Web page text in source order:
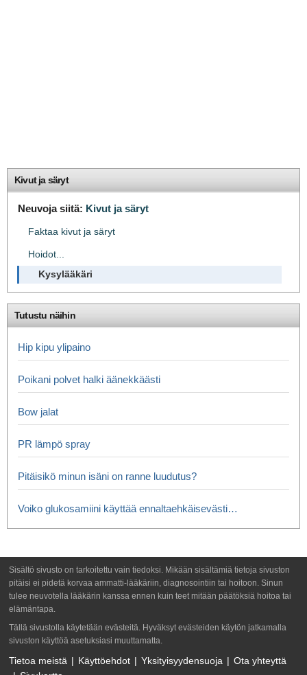
Kivut ja säryt
Neuvoja siitä: Kivut ja säryt
Faktaa kivut ja säryt
Hoidot...
Kysylääkäri
Tutustu näihin
Hip kipu ylipaino
Poikani polvet halki äänekkäästi
Bow jalat
PR lämpö spray
Pitäisikö minun isäni on ranne luudutus?
Voiko glukosamiini käyttää ennaltaehkäisevästi…
Sisältö sivusto on tarkoitettu vain tiedoksi. Mikään sisältämiä tietoja sivuston
pitäisi ei pidetä korvaa ammatti-lääkäriin, diagnosointiin tai hoitoon. Sinun
tulee neuvotella lääkärin kanssa ennen kuin teet mitään päätöksiä hoitoa tai
elämäntapa.
Tällä sivustolla käytetään evästeitä. Hyväksyt evästeiden käytön jatkamalla
sivuston käyttöä asetuksiasi muuttamatta.
Tietoa meistä Käyttöehdot Yksityisyydensuoja
Ota yhteyttä